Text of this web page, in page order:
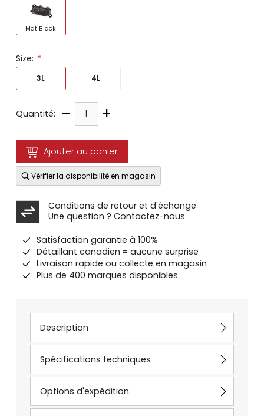
Mat Black
Size: *
3L 4L
Quantité: – +
Ajouter au panier
Vérifier la disponibilité en magasin
Conditions de retour et d'échange
Une question ? Contactez-nous
Satisfaction garantie à 100%
Détaillant canadien = aucune surprise
Livraison rapide ou collecte en magasin
Plus de 400 marques disponibles
Description
Spécifications techniques
Options d'expédition